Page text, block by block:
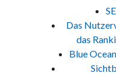
Das
das
Blue